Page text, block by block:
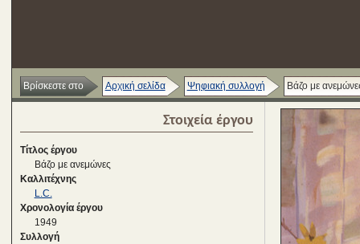
Βρίσκεστε στο Αρχική σελίδα Ψηφιακή συλλογή Βάζο με
Στοιχεία έργου
Τίτλος έργου
Βάζο με ανεμώνες
Καλλιτέχνης
L.C.
Χρονολογία έργου
1949
Συλλογή